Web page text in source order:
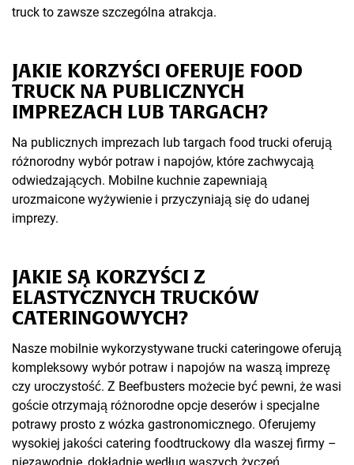
truck to zawsze szczególna atrakcja.
JAKIE KORZYŚCI OFERUJE FOOD
TRUCK NA PUBLICZNYCH
IMPREZACH LUB TARGACH?
Na publicznych imprezach lub targach food trucki oferują
różnorodny wybór potraw i napojów, które zachwycają
odwiedzających. Mobilne kuchnie zapewniają
urozmaicone wyżywienie i przyczyniają się do udanej
imprezy.
JAKIE SĄ KORZYŚCI Z
ELASTYCZNYCH TRUCKÓW
CATERINGOWYCH?
Nasze mobilnie wykorzystywane trucki cateringowe oferują
kompleksowy wybór potraw i napojów na waszą imprezę
czy uroczystość. Z Beefbusters możecie być pewni, że wasi
goście otrzymają różnorodne opcje deserów i specjalne
potrawy prosto z wózka gastronomicznego. Oferujemy
wysokiej jakości catering foodtruckowy dla waszej firmy –
niezawodnie, dokładnie według waszych życzeń.